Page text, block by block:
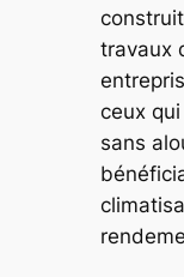
travaux
ceux
sans